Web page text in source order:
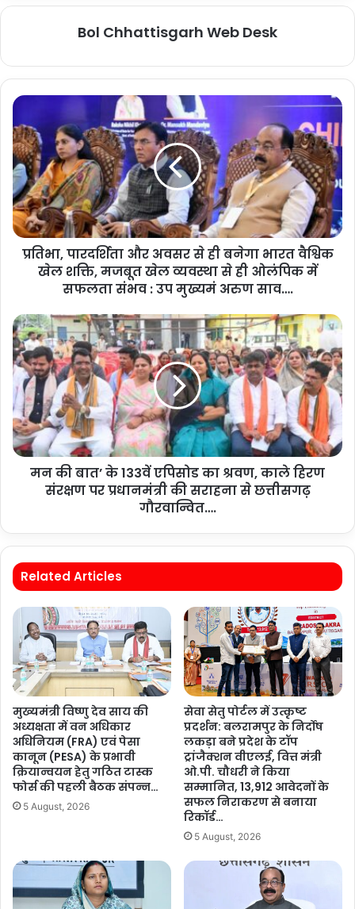
Bol Chhattisgarh Web Desk
प्रतिभा, पारदर्शिता और अवसर से ही बनेगा भारत वैश्विक
खेल शक्ति, मजबूत खेल व्यवस्था से ही ओलंपिक में
सफलता संभव : उप मुख्यमं अरुण साव….
मन की बात’ के 133वें एपिसोड का श्रवण, काले हिरण
संरक्षण पर प्रधानमंत्री की सराहना से छत्तीसगढ़
गौरवान्वित….
Related Articles
मुख्यमंत्री विष्णु देव साय की
अध्यक्षता में वन अधिकार
अधिनियम (FRA) एवं पेसा
कानून (PESA) के प्रभावी
क्रियान्वयन हेतु गठित टास्क
फोर्स की पहली बैठक संपन्न…
5 August, 2026
सेवा सेतु पोर्टल में उत्कृष्ट
प्रदर्शन: बलरामपुर के निर्दोष
लकड़ा बने प्रदेश के टॉप
ट्रांजैक्शन वीएलई, वित्त मंत्री
ओ.पी. चौधरी ने किया
सम्मानित, 13,912 आवेदनों के
सफल निराकरण से बनाया
रिकॉर्ड…
5 August, 2026